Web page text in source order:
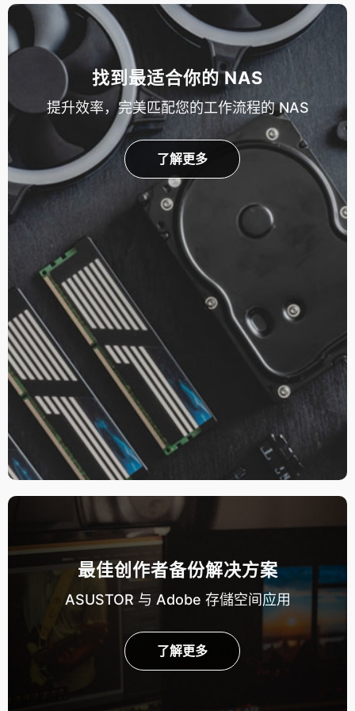
找到最适合你的 NAS
提升效率，完美匹配您的工作流程的 NAS
了解更多
最佳创作者备份解决方案
ASUSTOR 与 Adobe 存儲空间应用
了解更多